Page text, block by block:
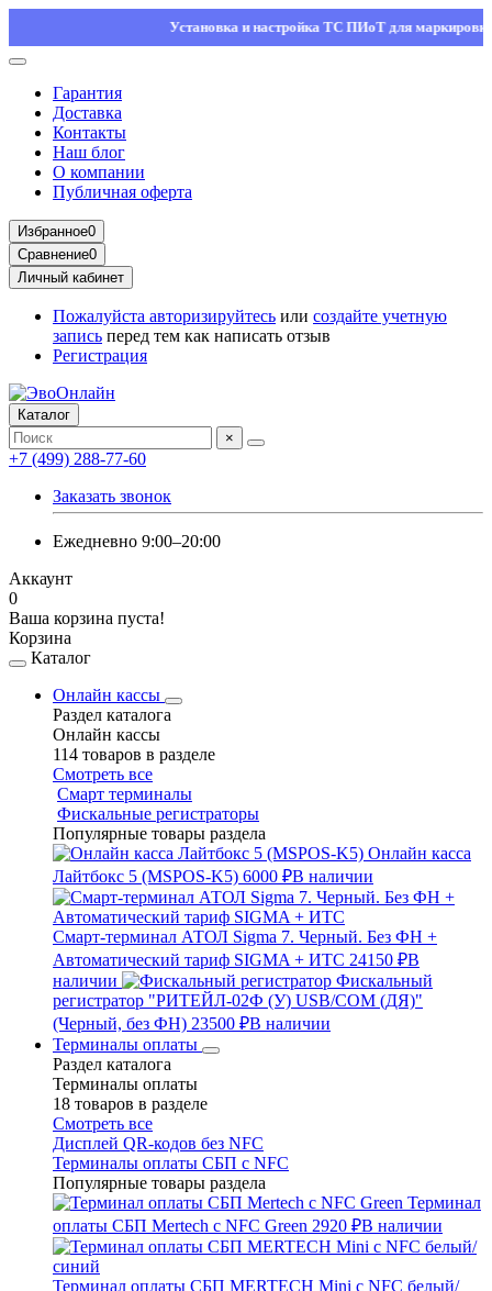
Установка и настройка ТС ПИоТ для маркировки —
Гарантия
Доставка
Контакты
Наш блог
О компании
Публичная оферта
Избранное0
Сравнение0
Личный кабинет
Пожалуйста авторизируйтесь или создайте учетную
запись перед тем как написать отзыв
Регистрация
Каталог
×
+7 (499) 288-77-60
Заказать звонок
Ежедневно 9:00–20:00
Аккаунт
0
Ваша корзина пуста!
Корзина
Каталог
Онлайн кассы
Раздел каталога
Онлайн кассы
114 товаров в разделе
Смотреть все
Смарт терминалы
Фискальные регистраторы
Популярные товары раздела
Онлайн касса
Лайтбокс 5 (MSPOS-K5) 6000 ₽В наличии
Смарт-терминал АТОЛ Sigma 7. Черный. Без ФН +
Автоматический тариф SIGMA + ИТС 24150 ₽В
наличии
Фискальный
регистратор "РИТЕЙЛ-02Ф (У) USB/COM (ДЯ)"
(Черный, без ФН) 23500 ₽В наличии
Терминалы оплаты
Раздел каталога
Терминалы оплаты
18 товаров в разделе
Смотреть все
Дисплей QR-кодов без NFC
Терминалы оплаты СБП с NFC
Популярные товары раздела
Терминал
оплаты СБП Mertech с NFC Green 2920 ₽В наличии
Терминал оплаты СБП MERTECH Mini с NFC белый/